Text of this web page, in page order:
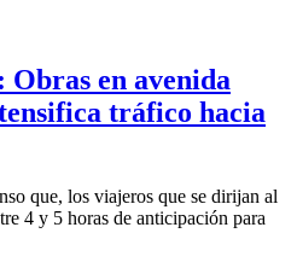
Obras en avenida
tráfico hacia
que, los viajeros que se dirijan al
4 y 5 horas de anticipación para